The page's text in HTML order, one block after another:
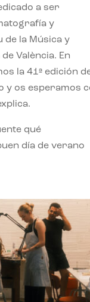
a ser
y
de la Música y
València. En
la 41ª edición
y os esperamos
qué
día de verano